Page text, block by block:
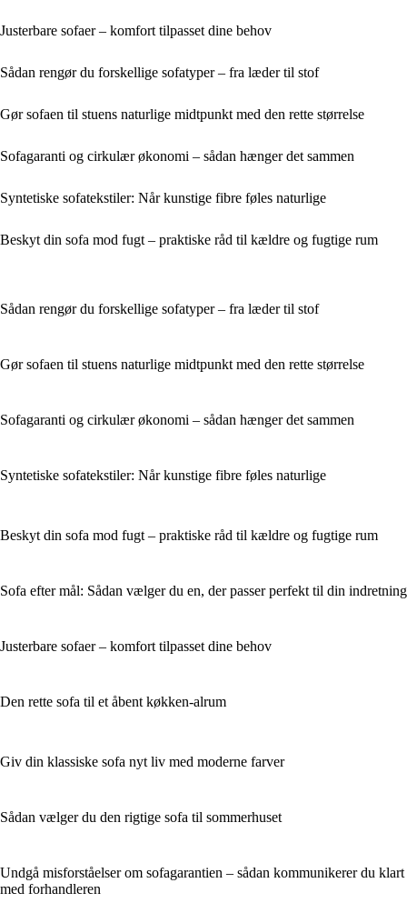
Justerbare sofaer – komfort tilpasset dine behov
Sådan rengør du forskellige sofatyper – fra læder til stof
Gør sofaen til stuens naturlige midtpunkt med den rette størrelse
Sofagaranti og cirkulær økonomi – sådan hænger det sammen
Syntetiske sofatekstiler: Når kunstige fibre føles naturlige
Beskyt din sofa mod fugt – praktiske råd til kældre og fugtige rum
Sådan rengør du forskellige sofatyper – fra læder til stof
Gør sofaen til stuens naturlige midtpunkt med den rette størrelse
Sofagaranti og cirkulær økonomi – sådan hænger det sammen
Syntetiske sofatekstiler: Når kunstige fibre føles naturlige
Beskyt din sofa mod fugt – praktiske råd til kældre og fugtige rum
Sofa efter mål: Sådan vælger du en, der passer perfekt til din indretning
Justerbare sofaer – komfort tilpasset dine behov
Den rette sofa til et åbent køkken-alrum
Giv din klassiske sofa nyt liv med moderne farver
Sådan vælger du den rigtige sofa til sommerhuset
Undgå misforståelser om sofagarantien – sådan kommunikerer du klart
med forhandleren